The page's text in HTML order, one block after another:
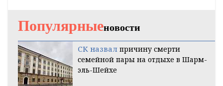
Популярныеновости
СК назвал причину смерти
семейной пары на отдыхе в Шарм-
эль-Шейхе